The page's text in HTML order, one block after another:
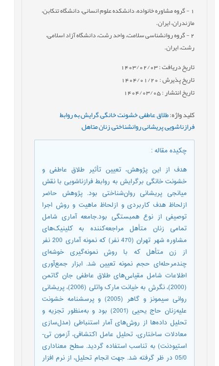
- گروه مشاوره خانواده، دانشکده علوم انسانی، دانشگاه تنکابن،
مازندران، ایران.
2- گروه روانشناسی سلامت، واحد رشت، دانشگاه آزاد اسلامی،
رشت، ایران.
تاریخ دریافت : 1403/02/03
تاریخ پذیرش : 1404/01/20
تاریخ انتشار : 1404/03/05
کلید واژه:طلاق عاطفی,خشونت خانگی,گرایش به روابط
فرازناشویی,پریشانی روانشناختی,زنان متاهل,
چکیده مقاله:
هدف از این پژوهش، تعیین ‌‌تأثیر طلاق عاطفی و
خشونت خانگی برگرایش به روابط فرازناشویی با نقش
میانجی پریشانی ‌‌روان‌شناختی بود. پژوهش حاضر
ازلحاظ هدف کاربردی و ازلحاظ ماهیت و روش اجرا
توصیفی از نوع همبستگی بود.جامعه آماری شامل
تمامی زنان ‌متأهل مراجعه‌کننده به کلینیک‌های
مشاوره شهر تهران (470 نفر) که نمونه آماری 200 نفر
از زن ‌متأهل که با روش نمونه‌گیری خوشه‌ای
چندمرحله‌ای حجم نمونه تعیین شد. ابزار جمع‌آوری
اطلاعات شامل مقیاس‌های طلاق عاطفی جان گاتمن
(2000)، نگرش به خیانت مارک واتلی (2006)، پریشانی
روانی سیمونز و گاهر (2005) و پرسشنامه خشونت
علیه‌زنان حاج یحیی (2001) بود و به‌منظور تجزیه و
تحلیل داده‌ها از روش‌های آمار استنباطی (مدل‌سازی
معادلات ساختاری، تحلیل عامل اکتشافی، آزمون تی-
استیودنت) به تناسب استفاده گردید. سطح معناداری
05/0 در ظر گرفته شد. جهت انجام تحلیل، از نرم افزار